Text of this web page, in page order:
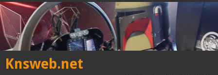
Skip
to
content
Knsweb.net